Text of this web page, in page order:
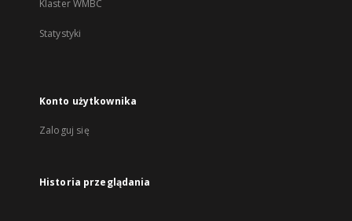
Klaster WMBC
Statystyki
Konto użytkownika
Zaloguj się
Historia przeglądania